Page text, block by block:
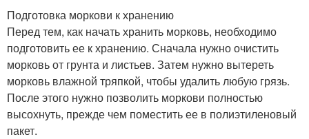
Подготовка моркови к хранению
Перед тем, как начать хранить морковь, необходимо
подготовить ее к хранению. Сначала нужно очистить
морковь от грунта и листьев. Затем нужно вытереть
морковь влажной тряпкой, чтобы удалить любую грязь.
После этого нужно позволить моркови полностью
высохнуть, прежде чем поместить ее в полиэтиленовый
пакет.